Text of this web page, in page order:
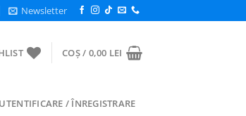
Newsletter
COȘ / 0,00 LEI
/ ÎNREGISTRARE